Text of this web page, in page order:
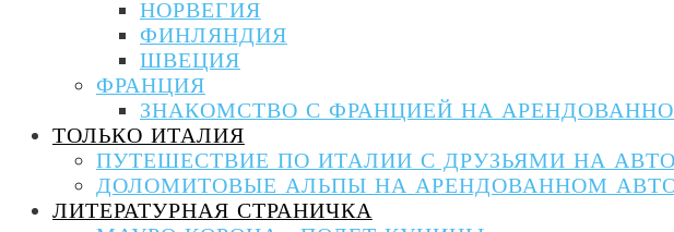
НОРВЕГИЯ
ФИНЛЯНДИЯ
ШВЕЦИЯ
ФРАНЦИЯ
ЗНАКОМСТВО С ФРАНЦИЕЙ НА
ТОЛЬКО ИТАЛИЯ
ПУТЕШЕСТВИЕ ПО ИТАЛИИ С ДРУЗЬЯМИ НА
ДОЛОМИТОВЫЕ АЛЬПЫ НА АРЕНДОВАННОМ АВТО
ЛИТЕРАТУРНАЯ СТРАНИЧКА